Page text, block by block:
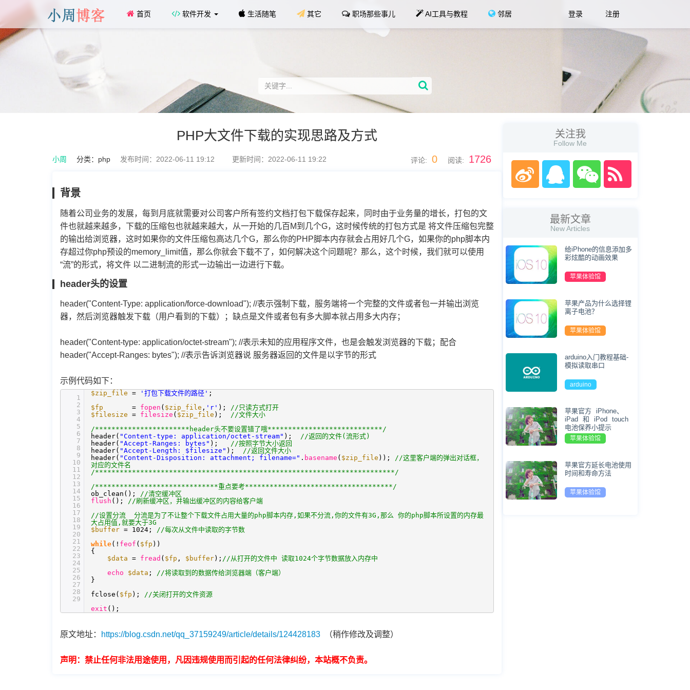
首页 软件开发 生活随笔 其它 职场那些事儿 AI工具与教程 邻居 登录 注册
PHP大文件下载的实现思路及方式
小周 分类： php 发布时间：2022-06-11 19:12 更新时间：2022-06-11 19:22 阅读: 1726
评论: 0
背景
随着公司业务的发展，每到月底就需要对公司客户所有签约文档打包下载保存起来，同时由于业务量的增长，打包的文
件也就越来越多，下载的压缩包也就越来越大，从一开始的几百M到几个G，这时候传统的打包方式是 将文件压缩包完整
的输出给浏览器，这时如果你的文件压缩包高达几个G，那么你的PHP脚本内存就会占用好几个G，如果你的php脚本内
存超过你php预设的memory_limit值，那么你就会下载不了，如何解决这个问题呢？那么，这个时候，我们就可以使用
“流”的形式，将文件 以二进制流的形式一边输出一边进行下载。
header头的设置
header("Content-Type: application/force-download"); //表示强制下载，服务端将一个完整的文件或者包一并输出浏览
器，然后浏览器触发下载（用户看到的下载）；缺点是文件或者包有多大脚本就占用多大内存；
header("Content-type: application/octet-stream"); //表示未知的应用程序文件，也是会触发浏览器的下载；配合
header("Accept-Ranges: bytes"); //表示告诉浏览器说 服务器返回的文件是以字节的形式
示例代码如下：
1
2
3
4
5
6
7
8
9
10
11
12
13
14
15
16
17
18
19
20
21
22
23
24
25
26
27
28
29
$zip_file = '打包下载文件的路径' ;
$fp
= fopen ( $zip_file , 'r' );
//只读方式打开
$filesize = filesize ( $zip_file );
//文件大小
/***********************header头不要设置错了哦****************************/
header( "Content-type: application/octet-stream" );
//返回的文件(流形式)
header( "Accept-Ranges: bytes" );
//按照字节大小返回
header( "Accept-Length: $filesize" );
//返回文件大小
header( "Content-Disposition: attachment; filename=" . basename ( $zip_file ));
//这里客户端的弹出对话框，
对应的文件名
/*************************************************************************/
/******************************重点要考************************************/
ob_clean();
//清空缓冲区
flush ();
//刷新缓冲区，并输出缓冲区的内容给客户端
//设置分流 分流是为了不让整个下载文件占用大量的php脚本内存,如果不分流,你的文件有3G,那么 你的php脚本所设置的内存最
大占用值,就要大于3G
$buffer = 1024;
//每次从文件中读取的字节数
while(! feof ( $fp ))
{
$data = fread ( $fp , $buffer ); //从打开的文件中 读取1024个字节数据放入内存中
echo
$data ;
//将读取到的数据传给浏览器端（客户端）
}
fclose( $fp );
//关闭打开的文件资源
exit ();
原文地址： https://blog.csdn.net/qq_37159249/article/details/124428183 （稍作修改及调整）
声明：禁止任何非法用途使用，凡因违规使用而引起的任何法律纠纷，本站概不负责。
关注我
Follow Me
最新文章
New Articles
给iPhone的信息添加多
彩炫酷的动画效果
苹果体验馆
苹果产品为什么选择锂
离子电池？
苹果体验馆
arduino入门教程基础-
模拟读取串口
arduino
苹果官方 iPhone、
iPad 和 iPod touch
电池保养小提示
苹果体验馆
苹果官方延长电池使用
时间和寿命方法
苹果体验馆